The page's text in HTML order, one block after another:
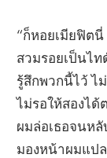
“ก็หอยเมียฟิต
สวมรอยเป็นไ
รู้สึกพวกนี้ไว้ ไ
ไม่รอให้สองได้
ผมล่อเธอจนห
มองหน้าผมแป